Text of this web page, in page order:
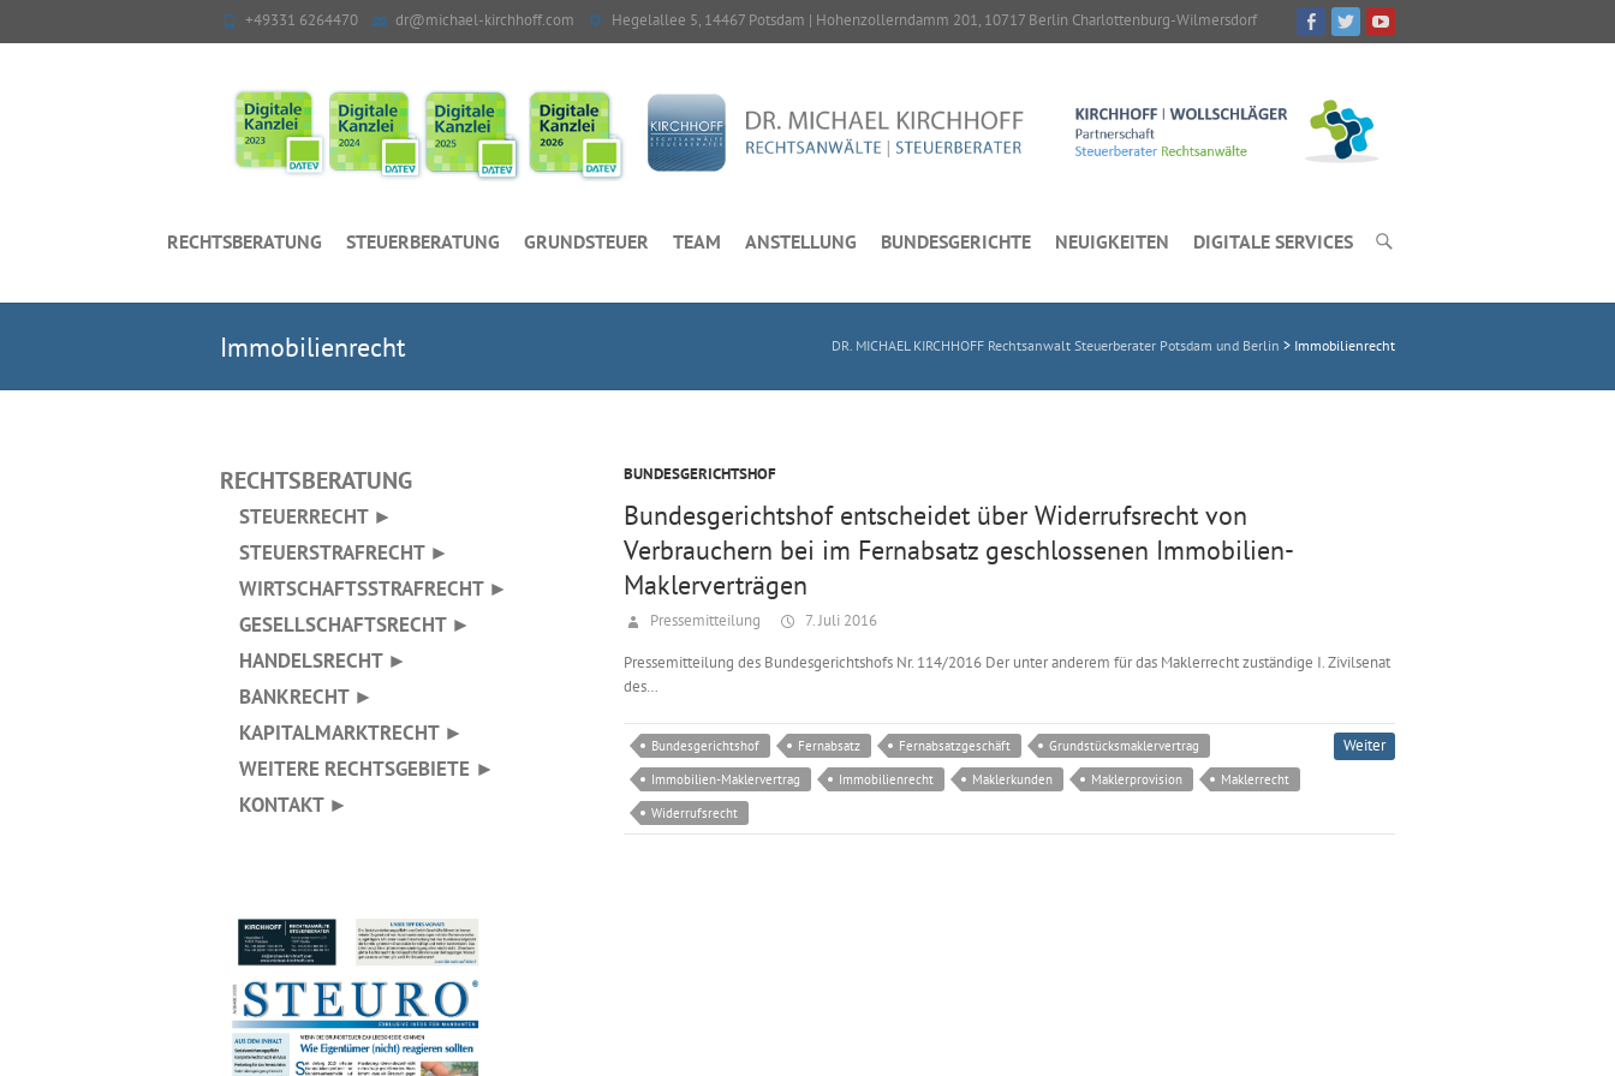
+49331 6264470 dr@michael-kirchhoff.com Hegelallee 5, 14467 Potsdam | Hohenzollerndamm 201, 10717 Berlin Charlottenburg-Wilmersdorf
RECHTSBERATUNG STEUERBERATUNG GRUNDSTEUER TEAM ANSTELLUNG BUNDESGERICHTE NEUIGKEITEN DIGITALE SERVICES
DR. MICHAEL KIRCHHOFF Rechtsanwalt Steuerberater Potsdam und Berlin > Immobilienrecht
Immobilienrecht
BUNDESGERICHTSHOF
Bundesgerichtshof entscheidet über Widerrufsrecht von
Verbrauchern bei im Fernabsatz geschlossenen Immobilien-
Maklerverträgen
Pressemitteilung 7. Juli 2016
Pressemitteilung des Bundesgerichtshofs Nr. 114/2016 Der unter anderem für das Maklerrecht zuständige I. Zivilsenat
des…
Bundesgerichtshof Fernabsatz Fernabsatzgeschäft
Grundstücksmaklervertrag
Immobilien-Maklervertrag
Immobilienrecht Maklerkunden Maklerprovision
Maklerrecht
Widerrufsrecht
Weiter
RECHTSBERATUNG
STEUERRECHT ►
STEUERSTRAFRECHT ►
WIRTSCHAFTSSTRAFRECHT ►
GESELLSCHAFTSRECHT ►
HANDELSRECHT ►
BANKRECHT ►
KAPITALMARKTRECHT ►
WEITERE RECHTSGEBIETE ►
KONTAKT ►